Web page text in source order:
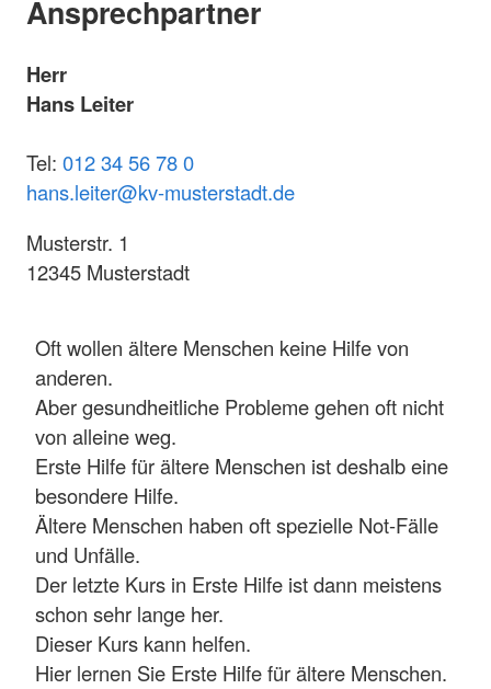
Ansprechpartner
Herr
Hans Leiter
Tel: 012 34 56 78 0
hans.leiter@kv-musterstadt.de
Musterstr. 1
12345 Musterstadt
Oft wollen ältere Menschen keine Hilfe von
anderen.
Aber gesundheitliche Probleme gehen oft nicht
von alleine weg.
Erste Hilfe für ältere Menschen ist deshalb eine
besondere Hilfe.
Ältere Menschen haben oft spezielle Not-Fälle
und Unfälle.
Der letzte Kurs in Erste Hilfe ist dann meistens
schon sehr lange her.
Dieser Kurs kann helfen.
Hier lernen Sie Erste Hilfe für ältere Menschen.